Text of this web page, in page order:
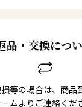
品・交換につ
等の場合は、商品
ムよりご連絡くだ